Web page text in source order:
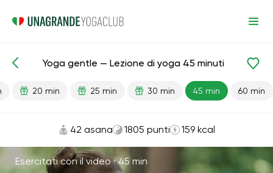
Lezioni pronte Inizio Flessibilità
Yoga gentle — Lezione di yoga 45 minuti
20 min 25 min 30 min 45 min 60 min
42 asana 1805 punti 159 kcal
Esercitati con il video ·45 min